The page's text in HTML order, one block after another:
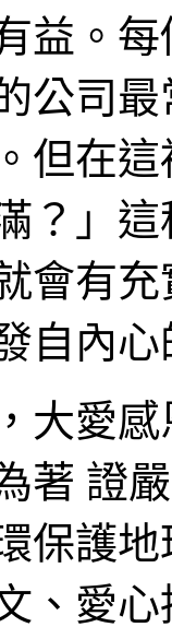
益。
公司
但在
？」
會有
自內
大愛
著 證
保護
、愛